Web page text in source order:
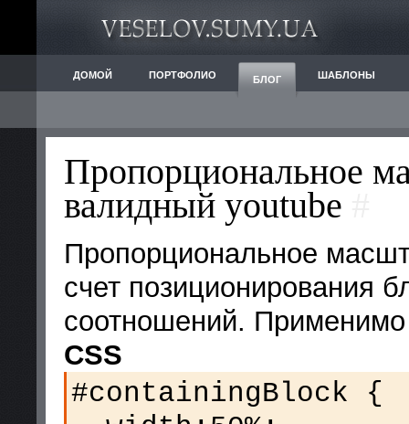
ДОМОЙ ПОРТФОЛИО БЛОГ ШАБЛОНЫ
Пропорциональное
валидный youtube
Пропорциональное
счет позиционирования
соотношений.
CSS
#containingBlock {